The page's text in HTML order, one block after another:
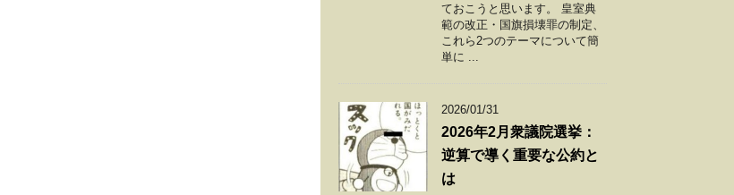
ておこうと思います。 皇室典
範の改正・国旗損壊罪の制定、
これら2つのテーマについて簡
単に ...
2026/01/31
2026年2月衆議院選挙：
逆算で導く重要な公約と
は